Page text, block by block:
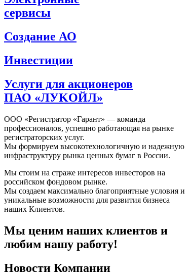
сервисы
Создание АО
Инвестиции
Услуги для акционеров
ПАО «ЛУKOЙЛ»
ООО «Регистратор «Гарант» — команда
профессионалов, успешно работающая на рынке
регистраторских услуг.
Мы формируем высокотехнологичную и надежную
инфраструктуру рынка ценных бумаг в России.
Мы стоим на страже интересов инвесторов на
российском фондовом рынке.
Мы создаем максимально благоприятные условия и
уникальные возможности для развития бизнеса
наших Клиентов.
Мы ценим наших клиентов и
любим нашу работу!
Новости Компании